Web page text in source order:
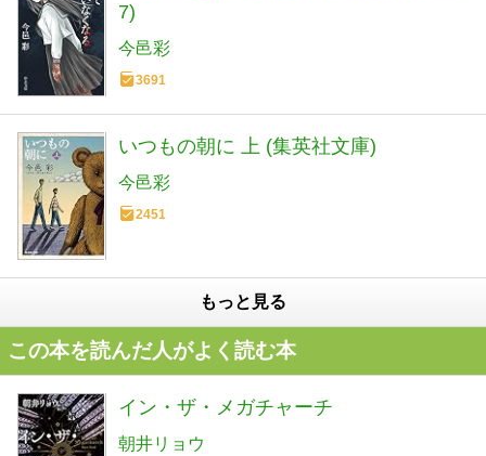
7)
今邑彩
3691
いつもの朝に 上 (集英社文庫)
今邑彩
2451
もっと見る
この本を読んだ人がよく読む本
イン・ザ・メガチャーチ
朝井リョウ